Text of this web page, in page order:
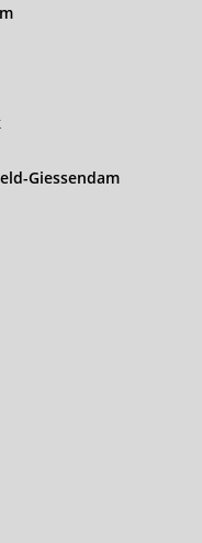
Giessendam